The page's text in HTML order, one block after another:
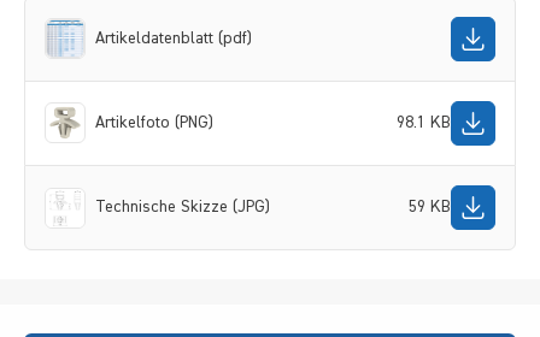
Artikeldatenblatt (pdf)
Artikelfoto (PNG) 98.1 KB
Technische Skizze (JPG) 59 KB